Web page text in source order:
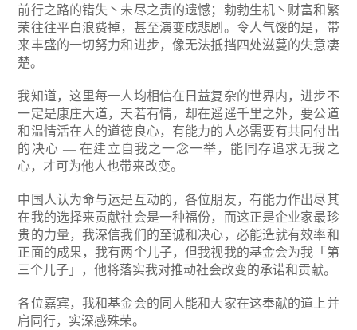
前行之路的错失丶未尽之责的遗憾；勃勃生机丶财富和繁
荣往往平白浪费掉，甚至演变成悲剧。令人气馁的是，带
来丰盛的一切努力和进步，像无法抵挡四处滋蔓的失意凄
楚。
我知道，这里每一人均相信在日益复杂的世界内，进步不
一定是康庄大道，天若有情，却在遥遥千里之外，要公道
和温情活在人的道德良心，有能力的人必需要有共同付出
的决心 — 在建立自我之一念一举，能同存追求无我之
心，才可为他人也带来改变。
中国人认为命与运是互动的，各位朋友，有能力作出尽其
在我的选择来贡献社会是一种福份，而这正是企业家最珍
贵的力量，我深信我们的至诚和决心，必能造就有效率和
正面的成果，我有两个儿子，但我视我的基金会为我「第
三个儿子」，他将落实我对推动社会改变的承诺和贡献。
各位嘉宾，我和基金会的同人能和大家在这奉献的道上并
肩同行，实深感殊荣。